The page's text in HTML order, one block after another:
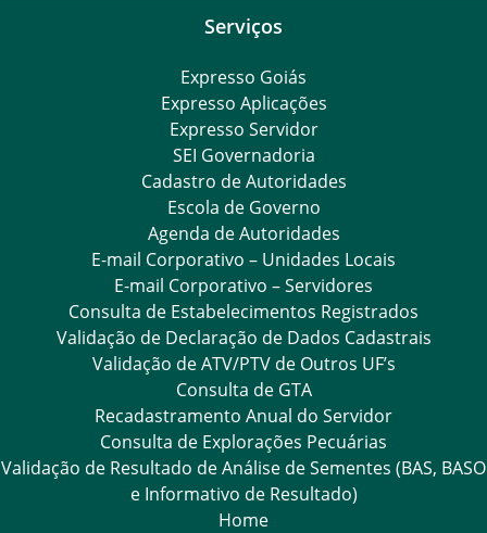
Serviços
Expresso Goiás
Expresso Aplicações
Expresso Servidor
SEI Governadoria
Cadastro de Autoridades
Escola de Governo
Agenda de Autoridades
E-mail Corporativo – Unidades Locais
E-mail Corporativo – Servidores
Consulta de Estabelecimentos Registrados
Validação de Declaração de Dados Cadastrais
Validação de ATV/PTV de Outros UF’s
Consulta de GTA
Recadastramento Anual do Servidor
Consulta de Explorações Pecuárias
Validação de Resultado de Análise de Sementes (BAS, BASO
e Informativo de Resultado)
Home